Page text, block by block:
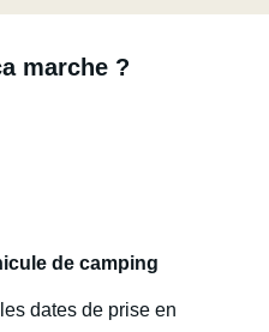
marche ?
de camping
dates de prise en